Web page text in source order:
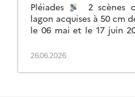
Pléiades
2 scènes
lagon acquises à 50 cm
le 06 mai et le 17 juin
26.06.2026